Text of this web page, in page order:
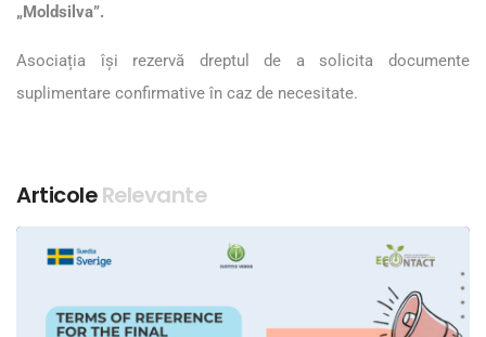
„Moldsilva”.
Asociația își rezervă dreptul de a solicita documente
suplimentare confirmative în caz de necesitate.
ArticoleRelevante